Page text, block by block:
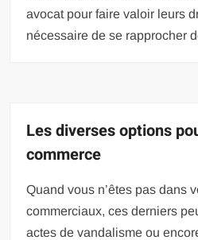
avocat pour faire valoir leurs
nécessaire de se rapprocher
Les diverses options
commerce
Quand vous n’êtes pas dans
commerciaux, ces derniers
actes de vandalisme ou